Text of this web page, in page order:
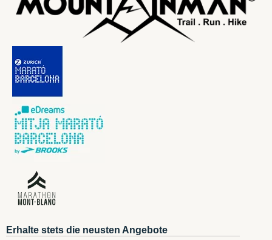
Erhalte stets die neusten Angebote